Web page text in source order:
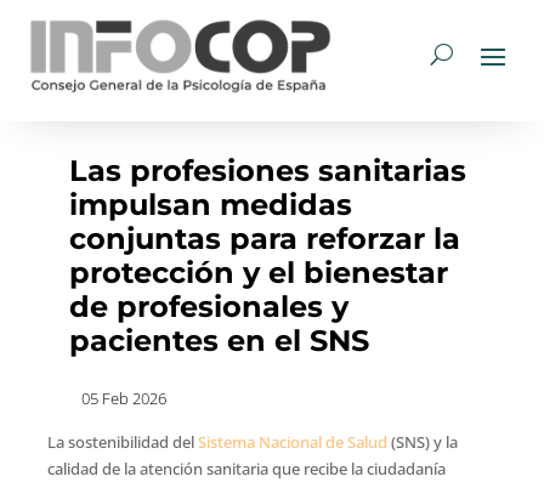
Las profesiones sanitarias
impulsan medidas
conjuntas para reforzar la
protección y el bienestar
de profesionales y
pacientes en el SNS
05 Feb 2026
La sostenibilidad delSistema Nacional de Salud (SNS) y la
calidad de la atención sanitaria que recibe la ciudadanía